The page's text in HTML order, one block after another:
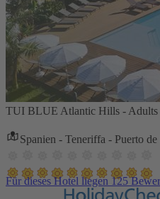
TUI BLUE Atlantic Hills - Adults
Spanien - Teneriffa - Puerto
Für dieses Hotel liegen 125